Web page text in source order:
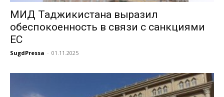
МИД Таджикистана выразил
обеспокоенность в связи с санкциями
ЕС
SugdPressa - 01.11.2025